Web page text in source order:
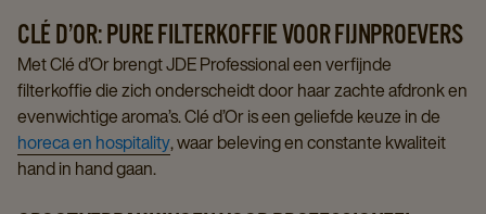
CLÉ D’OR: PURE FILTERKOFFIE VOOR FIJNPROEVERS
Met Clé d’Or brengt JDE Professional een verfijnde
filterkoffie die zich onderscheidt door haar zachte afdronk en
evenwichtige aroma’s. Clé d’Or is een geliefde keuze in de
horeca en hospitality, waar beleving en constante kwaliteit
hand in hand gaan.